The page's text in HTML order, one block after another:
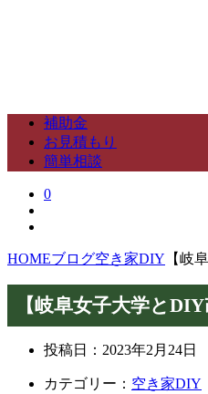
補助金
お見積もり
簡単相談
0
HOMEブログ空き家DIY 【岐
【岐阜女子大学とDIY
投稿日： 2023年2月24日
カテゴリー： 空き家DIY